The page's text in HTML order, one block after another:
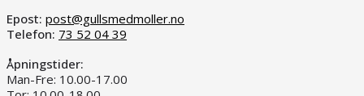
Epost: post@gullsmedmoller.no
Telefon: 73 52 04 39
Åpningstider:
Man-Fre: 10.00-17.00